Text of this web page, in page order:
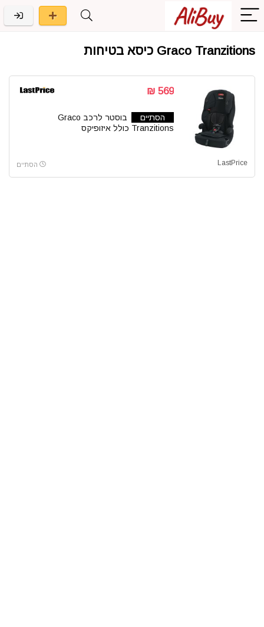
Graco Tranzitions כיסא בטיחות
569 ₪
הסתיים
בוסטר לרכב Graco
Tranzitions כולל איזופיקס
LastPrice הסתיים